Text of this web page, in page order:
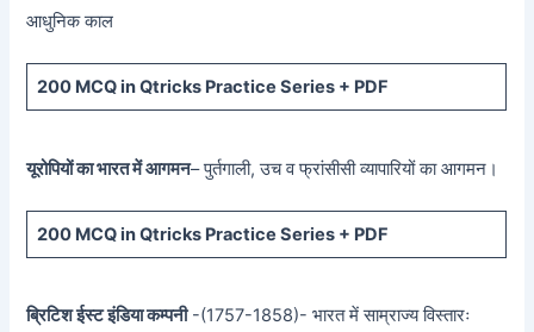
आधुनिक काल
200 MCQ in Qtricks Practice Series + PDF
यूरोपियों का भारत में आगमन– पुर्तगाली, उच व फ्रांसीसी व्यापारियों का आगमन।
200 MCQ in Qtricks Practice Series + PDF
ब्रिटिश ईस्ट इंडिया कम्पनी-(1757-1858)- भारत में साम्राज्य विस्तारः